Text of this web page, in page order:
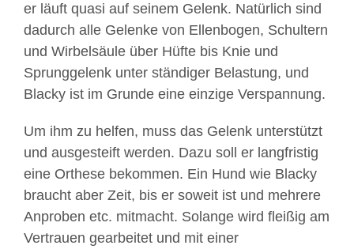
er läuft quasi auf seinem Gelenk. Natürlich sind
dadurch alle Gelenke von Ellenbogen, Schultern
und Wirbelsäule über Hüfte bis Knie und
Sprunggelenk unter ständiger Belastung, und
Blacky ist im Grunde eine einzige Verspannung.
Um ihm zu helfen, muss das Gelenk unterstützt
und ausgesteift werden. Dazu soll er langfristig
eine Orthese bekommen. Ein Hund wie Blacky
braucht aber Zeit, bis er soweit ist und mehrere
Anproben etc. mitmacht. Solange wird fleißig am
Vertrauen gearbeitet und mit einer